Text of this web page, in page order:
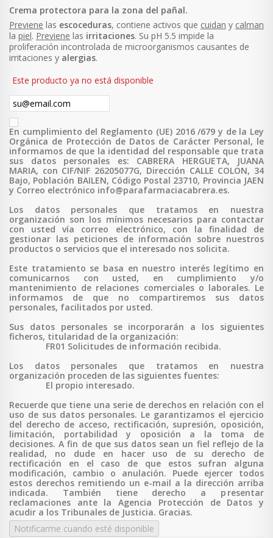
Crema protectora para la zona del pañal.
Previene las escoceduras, contiene activos que cuidan y calman
la piel. Previene las irritaciones. Su pH 5.5 impide la
proliferación incontrolada de microorganismos causantes de
irritaciones y alergias.
Este producto ya no está disponible
En cumplimiento del Reglamento (UE) 2016 /679 y de la Ley
Orgánica de Protección de Datos de Carácter Personal, le
informamos de que la identidad del responsable que trata
sus datos personales es: CABRERA HERGUETA, JUANA
MARIA, con CIF/NIF 26205077G, Dirección CALLE COLON, 34
Bajo, Población BAILEN, Código Postal 23710, Provincia JAEN
y Correo electrónico info@parafarmaciacabrera.es.
Los datos personales que tratamos en nuestra
organización son los mínimos necesarios para contactar
con usted vía correo electrónico, con la finalidad de
gestionar las peticiones de información sobre nuestros
productos o servicios que el interesado nos solicita.
Este tratamiento se basa en nuestro interés legítimo en
comunicarnos con usted, en cumplimiento y/o
mantenimiento de relaciones comerciales o laborales. Le
informamos de que no compartiremos sus datos
personales, facilitados por usted.
Sus datos personales se incorporarán a los siguientes
ficheros, titularidad de la organización:
FR01 Solicitudes de información recibida.
Los datos personales que tratamos en nuestra
organización proceden de las siguientes fuentes:
El propio interesado.
Recuerde que tiene una serie de derechos en relación con el
uso de sus datos personales. Le garantizamos el ejercicio
del derecho de acceso, rectificación, supresión, oposición,
limitación, portabilidad y oposición a la toma de
decisiones. A fin de que sus datos sean un fiel reflejo de la
realidad, no dude en hacer uso de su derecho de
rectificación en el caso de que estos sufran alguna
modificación, cambio o anulación. Puede ejercer todos
estos derechos remitiendo un e-mail a la dirección arriba
indicada. También tiene derecho a p resentar
reclamaciones ante la Agencia Protección de Datos y
acudir a los Tribunales de Justicia. Gracias.
Notificarme cuando esté disponible